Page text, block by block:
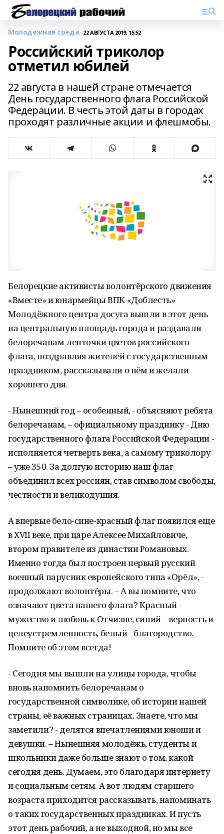
Молодежная среда 22 АВГУСТА 2019, 15:52
Российский триколор
отметил юбилей
22 августа в нашей стране отмечается
День государственного флага Российской
Федерации. В честь этой даты в городах
проходят различные акции и флешмобы.
Белорецкие активисты волонтёрского движения
«Вместе» и юнармейцы ВПК «Доблесть»
Молодёжного центра досуга вышли в этот день
на центральную площадь города и раздавали
белоречанам ленточки цветов российского
флага, поздравляя жителей с государственным
праздником, рассказывали о нём и желали
хорошего дня.
- Нынешний год – особенный, - объясняют ребята
белоречанам, – официальному празднику - Дню
государственного флага Российской Федерации -
исполняется четверть века, а самому триколору
– уже 350. За долгую историю наш флаг
объединил всех россиян, став символом свободы,
честности и великодушия.
А впервые бело-сине-красный флаг появился еще
в XVII веке, при царе Алексее Михайловиче,
втором правителе из династии Романовых.
Именно тогда был построен первый русский
военный парусник европейского типа «Орёл», -
продолжают волонтёры. – А вы помните, что
означают цвета нашего флага? Красный -
мужество и любовь к Отчизне, синий – верность и
целеустремленность, белый - благородство.
Помните об этом всегда!
- Сегодня мы вышли на улицы города, чтобы
вновь напомнить белоречанам о
государственной символике, об истории нашей
страны, её важных страницах. Знаете, что мы
заметили? - делятся впечатлениями юноши и
девушки. – Нынешняя молодёжь, студенты и
школьники даже больше знают о том, какой
сегодня день. Думаем, это благодаря интернету
и социальным сетям. А вот людям старшего
возраста приходится рассказывать, напоминать
о таких государственных праздниках. И пусть
этот день рабочий, а не выходной, но мы все